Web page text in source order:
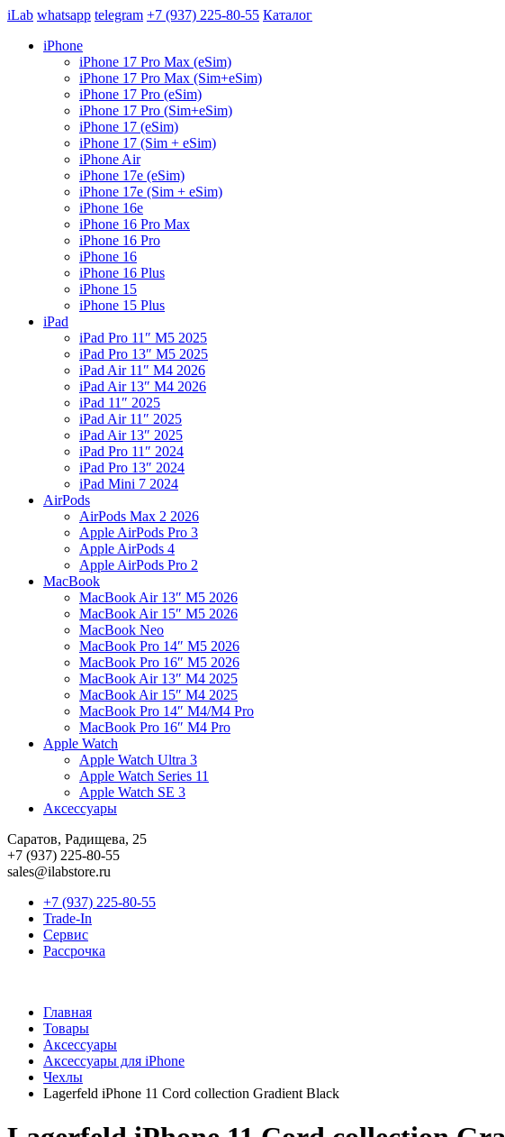
iLab whatsapp telegram +7 (937) 225-80-55 Каталог
iPhone
iPhone 17 Pro Max (eSim)
iPhone 17 Pro Max (Sim+eSim)
iPhone 17 Pro (eSim)
iPhone 17 Pro (Sim+eSim)
iPhone 17 (eSim)
iPhone 17 (Sim + eSim)
iPhone Air
iPhone 17e (eSim)
iPhone 17e (Sim + eSim)
iPhone 16e
iPhone 16 Pro Max
iPhone 16 Pro
iPhone 16
iPhone 16 Plus
iPhone 15
iPhone 15 Plus
iPad
iPad Pro 11″ M5 2025
iPad Pro 13″ M5 2025
iPad Air 11″ M4 2026
iPad Air 13″ M4 2026
iPad 11″ 2025
iPad Air 11″ 2025
iPad Air 13″ 2025
iPad Pro 11″ 2024
iPad Pro 13″ 2024
iPad Mini 7 2024
AirPods
AirPods Max 2 2026
Apple AirPods Pro 3
Apple AirPods 4
Apple AirPods Pro 2
MacBook
MacBook Air 13″ M5 2026
MacBook Air 15″ M5 2026
MacBook Neo
MacBook Pro 14″ M5 2026
MacBook Pro 16″ M5 2026
MacBook Air 13″ M4 2025
MacBook Air 15″ M4 2025
MacBook Pro 14″ M4/M4 Pro
MacBook Pro 16″ M4 Pro
Apple Watch
Apple Watch Ultra 3
Apple Watch Series 11
Apple Watch SE 3
Аксессуары
Саратов, Радищева, 25
+7 (937) 225-80-55
sales@ilabstore.ru
+7 (937) 225-80-55
Trade-In
Сервис
Рассрочка
Главная
Товары
Аксессуары
Аксессуары для iPhone
Чехлы
Lagerfeld iPhone 11 Cord collection Gradient Black